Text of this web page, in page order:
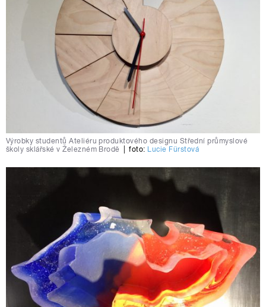
Výrobky studentů Ateliéru produktového designu Střední průmyslové
školy sklářské v Železném Brodě
foto: Lucie Fürstová